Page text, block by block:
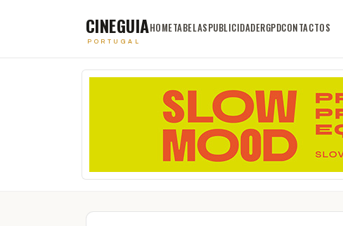
CINEGUIA
PORTUGAL
HOMETABELASPUBLICIDADERGPDCONTACTOS